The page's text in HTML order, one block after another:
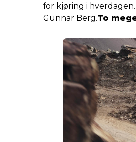
for kjøring i
Gunnar Berg.To